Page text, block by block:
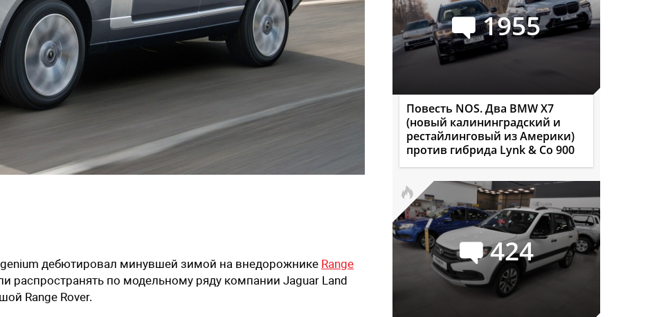
дебютировал минувшей зимой на внедорожнике Range
распространять по модельному ряду компании Jaguar Land
Range Rover.
1955
Повесть NOS. Два BMW X7
(новый калининградский и
рестайлинговый из Америки)
против гибрида Lynk & Co 900
424